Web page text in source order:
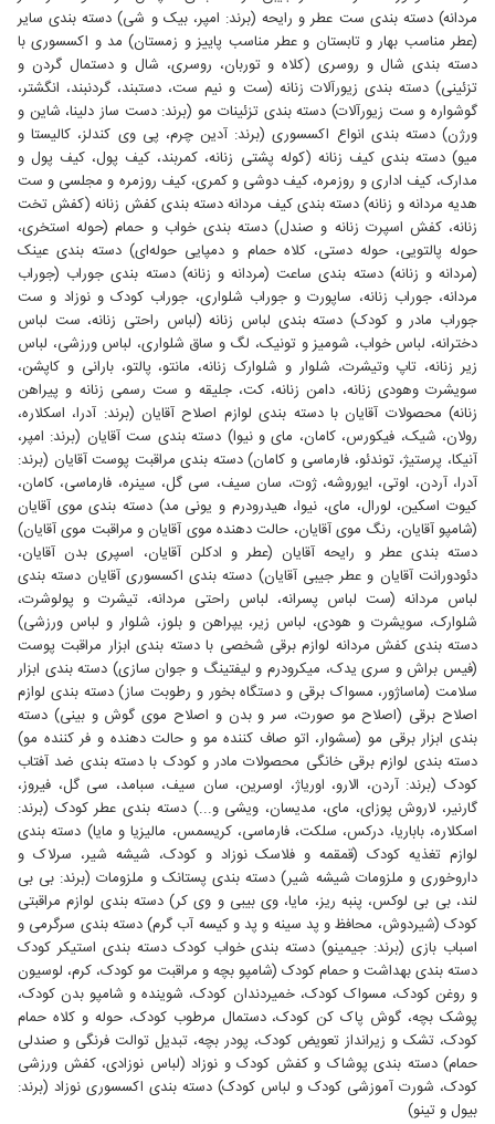
مردانه) دسته بندی ست عطر و رایحه (برند: امپر، بیک و شی) دسته بندی سایر
(عطر مناسب بهار و تابستان و عطر مناسب پاییز و زمستان) مد و اکسسوری با
دسته بندی شال و روسری (کلاه و توربان، روسری، شال و دستمال گردن و
تزئینی) دسته بندی زیورآلات زنانه (ست و نیم ست، دستبند، گردنبند، انگشتر،
گوشواره و ست زیورآلات) دسته بندی تزئینات مو (برند: دست ساز دلینا، شاین و
ورژن) دسته بندی انواع اکسسوری (برند: آدین چرم، پی وی کندلز، کالیستا و
میو) دسته بندی کیف زنانه (کوله پشتی زنانه، کمربند، کیف پول، کیف پول و
مدارک، کیف اداری و روزمره، کیف دوشی و کمری، کیف روزمره و مجلسی و ست
هدیه مردانه و زنانه) دسته بندی کیف مردانه دسته بندی کفش زنانه (کفش تخت
زنانه، کفش اسپرت زنانه و صندل) دسته بندی خواب و حمام (حوله استخری،
حوله پالتویی، حوله دستی، کلاه حمام و دمپایی حوله‌ای) دسته بندی عینک
(مردانه و زنانه) دسته بندی ساعت (مردانه و زنانه) دسته بندی جوراب (جوراب
مردانه، جوراب زنانه، ساپورت و جوراب شلواری، جوراب کودک و نوزاد و ست
جوراب مادر و کودک) دسته بندی لباس زنانه (لباس راحتی زنانه، ست لباس
دخترانه، لباس خواب، شومیز و تونیک، لگ و ساق شلواری، لباس ورزشی، لباس
زیر زنانه، تاپ وتیشرت، شلوار و شلوارک زنانه، مانتو، پالتو، بارانی و کاپشن،
سویشرت وهودی زنانه، دامن زنانه، کت، جلیقه و ست رسمی زنانه و پیراهن
زنانه) محصولات آقایان با دسته بندی لوازم اصلاح آقایان (برند: آدرا، اسکلاره،
رولان، شیک، فیکورس، کامان، مای و نیوا) دسته بندی ست آقایان (برند: امپر،
آنیکا، پرستیژ، توندئو، فارماسی و کامان) دسته بندی مراقبت پوست آقایان (برند:
آدرا، آردن، اوتی، ایوروشه، ژوت، سان سیف، سی گل، سینره، فارماسی، کامان،
کیوت اسکین، لورال، مای، نیوا، هیدرودرم و یونی مد) دسته بندی موی آقایان
(شامپو آقایان، رنگ موی آقایان، حالت دهنده موی آقایان و مراقبت موی آقایان)
دسته بندی عطر و رایحه آقایان (عطر و ادکلن آقایان، اسپری بدن آقایان،
دئودورانت آقایان و عطر جیبی آقایان) دسته بندی اکسسوری آقایان دسته بندی
لباس مردانه (ست لباس پسرانه، لباس راحتی مردانه، تیشرت و پولوشرت،
شلوارک، سویشرت و هودی، لباس زیر، یپراهن و بلوز، شلوار و لباس ورزشی)
دسته بندی کفش مردانه لوازم برقی شخصی با دسته بندی ابزار مراقبت پوست
(فیس براش و سری یدک، میکرودرم و لیفتینگ و جوان سازی) دسته بندی ابزار
سلامت (ماساژور، مسواک برقی و دستگاه بخور و رطوبت ساز) دسته بندی لوازم
اصلاح برقی (اصلاح مو صورت، سر و بدن و اصلاح موی گوش و بینی) دسته
بندی ابزار برقی مو (سشوار، اتو صاف کننده مو و حالت دهنده و فر کننده مو)
دسته بندی لوازم برقی خانگی محصولات مادر و کودک با دسته بندی ضد آفتاب
کودک (برند: آردن، الارو، اوریاژ، اوسرین، سان سیف، سبامد، سی گل، فیروز،
گارنیر، لاروش پوزای، مای، مدیسان، ویشی و...) دسته بندی عطر کودک (برند:
اسکلاره، باباریا، درکس، سلکت، فارماسی، کریسمس، مالیزیا و مایا) دسته بندی
لوازم تغذیه کودک (قمقمه و فلاسک نوزاد و کودک، شیشه شیر، سرلاک و
داروخوری و ملزومات شیشه شیر) دسته بندی پستانک و ملزومات (برند: بی بی
لند، بی بی لوکس، پنبه ریز، مایا، وی بیبی و وی کر) دسته بندی لوازم مراقبتی
کودک (شیردوش، محافظ و پد سینه و پد و کیسه آب گرم) دسته بندی سرگرمی و
اسباب بازی (برند: جیمینو) دسته بندی خواب کودک دسته بندی استیکر کودک
دسته بندی بهداشت و حمام کودک (شامپو بچه و مراقبت مو کودک، کرم، لوسیون
و روغن کودک، مسواک کودک، خمیردندان کودک، شوینده و شامپو بدن کودک،
پوشک بچه، گوش پاک کن کودک، دستمال مرطوب کودک، حوله و کلاه حمام
کودک، تشک و زیرانداز تعویض کودک، پودر بچه، تبدیل توالت فرنگی و صندلی
حمام) دسته بندی پوشاک و کفش کودک و نوزاد (لباس نوزادی، کفش ورزشی
کودک، شورت آموزشی کودک و لباس کودک) دسته بندی اکسسوری نوزاد (برند:
بیول و تینو)